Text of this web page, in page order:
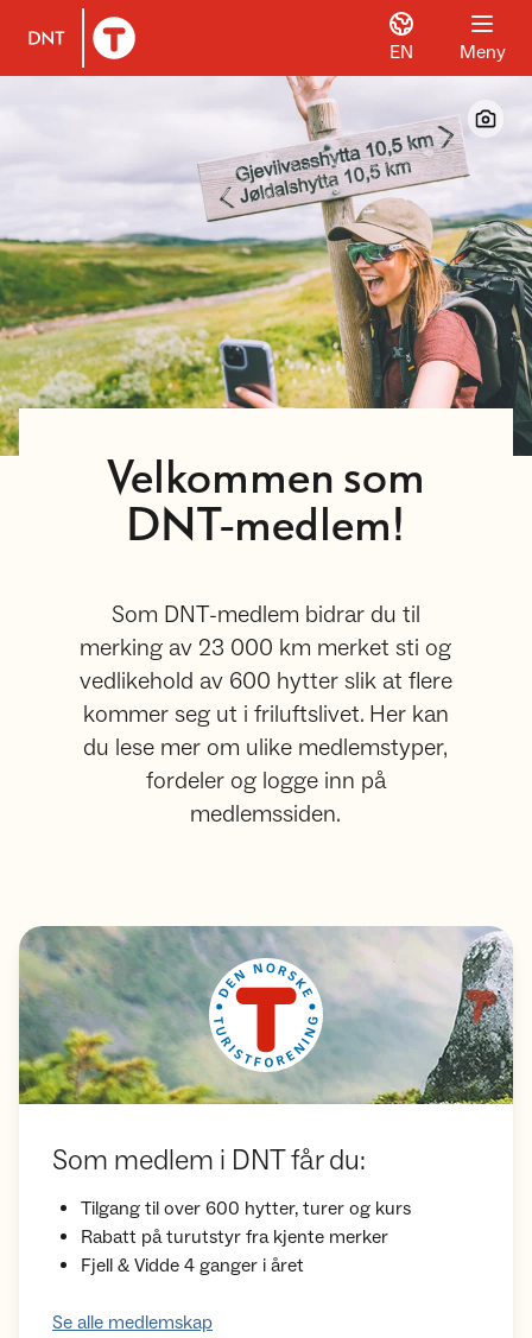
Til DNT.no forside
EN Meny
Velkommen som
DNT-medlem!
Som DNT-medlem bidrar du til
merking av 23 000 km merket sti og
vedlikehold av 600 hytter slik at flere
kommer seg ut i friluftslivet. Her kan
du lese mer om ulike medlemstyper,
fordeler og logge inn på
medlemssiden.
Som medlem i DNT får du:
Tilgang til over 600 hytter, turer og kurs
Rabatt på turutstyr fra kjente merker
Fjell & Vidde 4 ganger i året
Se alle medlemskap